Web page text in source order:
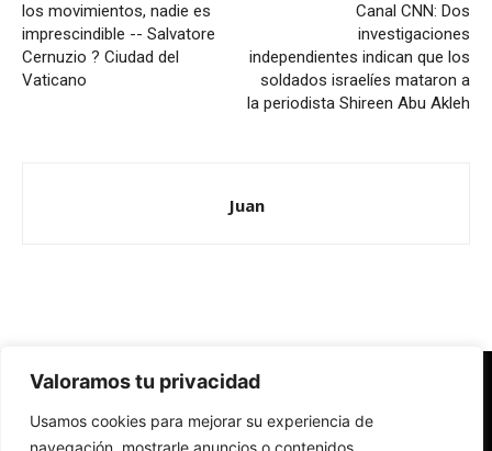
Valoramos tu privacidad
Usamos cookies para mejorar su experiencia de
navegación, mostrarle anuncios o contenidos
los movimientos, nadie es
imprescindible -- Salvatore
Cernuzio ? Ciudad del
Vaticano
Canal CNN: Dos
investigaciones
independientes indican que los
soldados israelíes mataron a
la periodista Shireen Abu Akleh
Juan
Redes Cristianas
Una mirada alternativa sobre la Iglesia católica y la sociedad
- Colectivos de Redes Cristianas